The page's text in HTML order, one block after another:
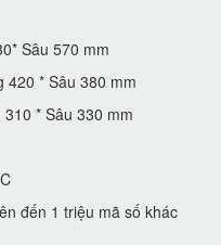
Sâu 570 mm
420 * Sâu 380 mm
* Sâu 330 mm
đến 1 triệu mã số khác